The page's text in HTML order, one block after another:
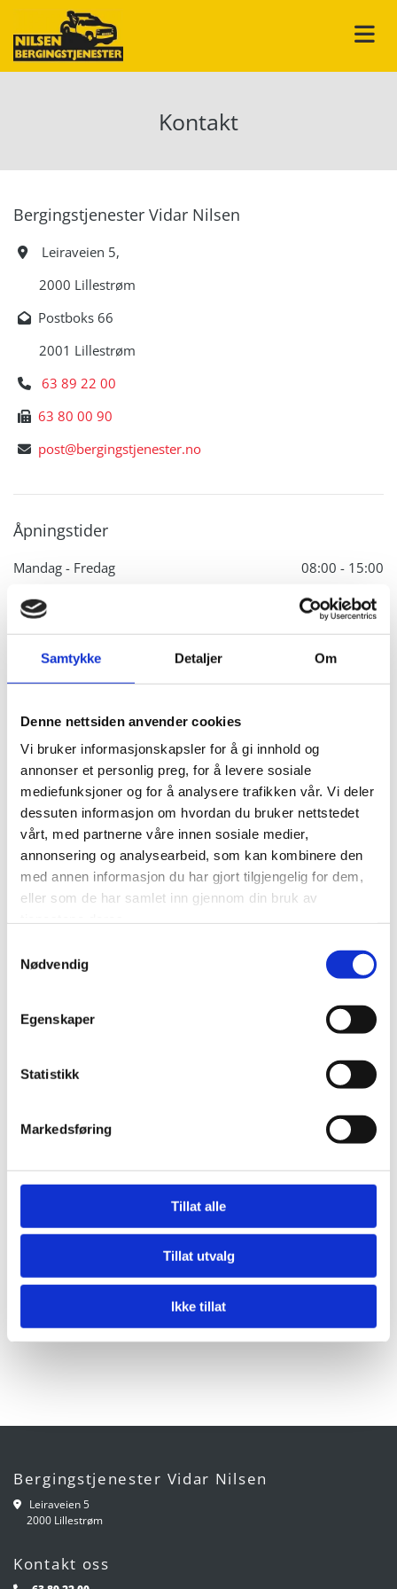
Samtykke Detaljer Om
Denne nettsiden anvender cookies
Vi bruker informasjonskapsler for å gi innhold og
annonser et personlig preg, for å levere sosiale
mediefunksjoner og for å analysere trafikken vår. Vi deler
dessuten informasjon om hvordan du bruker nettstedet
vårt, med partnerne våre innen sosiale medier,
annonsering og analysearbeid, som kan kombinere den
med annen informasjon du har gjort tilgjengelig for dem,
eller som de har samlet inn gjennom din bruk av
Nødvendig
Egenskaper
Statistikk
Markedsføring
Tillat alle
Tillat utvalg
Ikke tillat
Kontakt
Bergingstjenester Vidar Nilsen
Leiraveien 5,
2000 Lillestrøm
 Postboks 66
2001 Lillestrøm
 63 89 22 00
 63 80 00 90
 post@bergingstjenester.no
Åpningstider
Mandag - Fredag 08:00 - 15:00
Vår vakttelefon er åpen 24/7.
Send en melding
mulig.
Navn*
Telefon*
E-post*
Bergingstjenester Vidar Nilsen

Leiraveien 5
2000 Lillestrøm
Kontakt oss